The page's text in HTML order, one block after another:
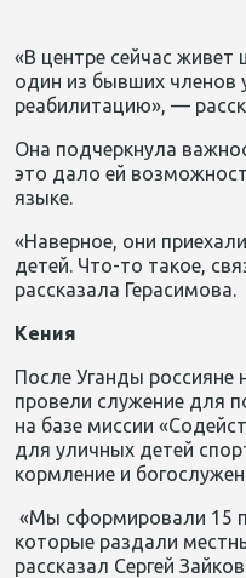
«В центре сейчас
один из бывших
реабилитацию», —
Она подчеркнула
это дало ей
языке.
«Наверное, они
детей. Что-то такое,
рассказала Герасимова.
Кения
После Уганды россияне
провели служение для
на базе миссии
для уличных детей
кормление и
«Мы сформировали 15
которые раздали
рассказал Сергей